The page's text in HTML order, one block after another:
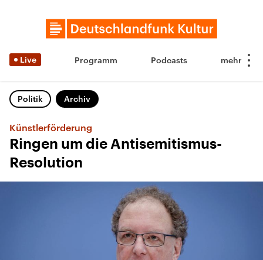
Live Programm Podcasts
Politik Archiv
Künstlerförderung
Ringen um die Antisemitismus-
Resolution